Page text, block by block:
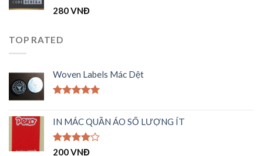
Được
1.00
280VNĐ
TOP RATED
Woven Labels Mác Dệt
5 sao
IN MÁC QUẦN ÁO SỐ LƯỢNG ÍT
Được
200VNĐ